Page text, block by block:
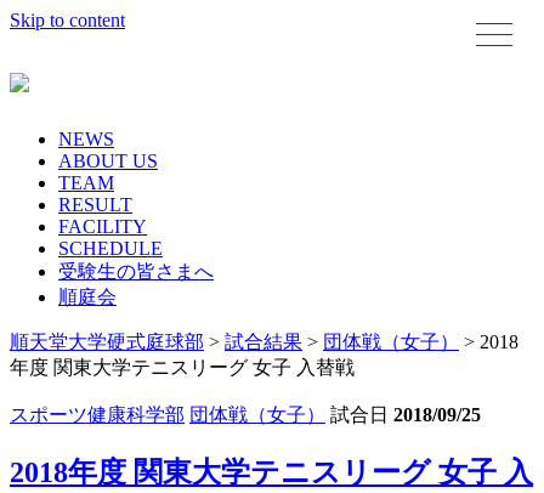
Skip to content
NEWS
ABOUT US
TEAM
RESULT
FACILITY
SCHEDULE
受験生の皆さまへ
順庭会
順天堂大学硬式庭球部 > 試合結果 > 団体戦（女子） > 2018
年度 関東大学テニスリーグ 女子 入替戦
スポーツ健康科学部 団体戦（女子） 試合日 2018/09/25
2018年度 関東大学テニスリーグ 女子 入